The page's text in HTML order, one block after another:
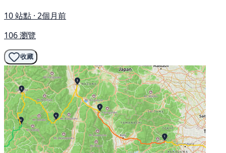
10 站點 · 2個月前
106 瀏覽
收藏